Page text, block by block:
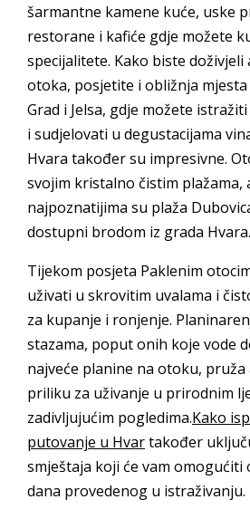
šarmantne kamene kuće, uske
restorane i kafiće gdje možete
specijalitete. Kako biste
otoka, posjetite i obližnja
Grad i Jelsa, gdje možete
i sudjelovati u degustacijama
Hvara također su impresivne.
svojim kristalno čistim plažama,
najpoznatijima su plaža
dostupni brodom iz grada Hvara.
Tijekom posjeta Paklenim
uživati u skrovitim uvalama i
za kupanje i ronjenje.
stazama, poput onih koje vode
najveće planine na otoku,
priliku za uživanje u prirodnim
zadivljujućim pogledima.Kako
putovanje u Hvartakođer
smještaja koji će vam omogućiti
dana provedenog u